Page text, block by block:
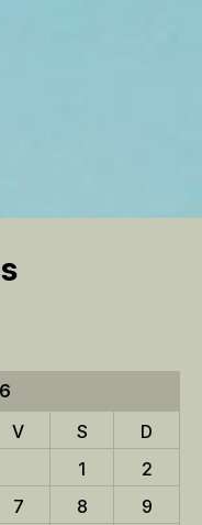
V S
D
1
2
7 8
9